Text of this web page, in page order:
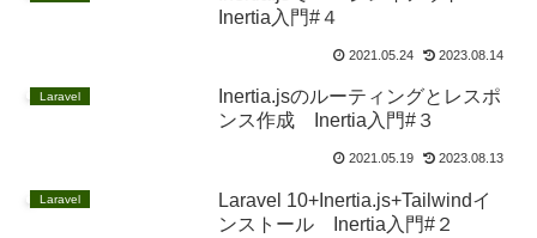
Inertia入門#４
2021.05.24 2023.08.14
Laravel
Inertia.jsのルーティングとレスポ
ンス作成 Inertia入門#３
2021.05.19 2023.08.13
Laravel
Laravel 10+Inertia.js+Tailwindイ
ンストール Inertia入門#２